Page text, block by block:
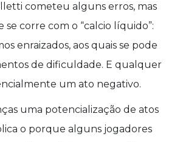
cometeu alguns erros, mas
se corre com o “calcio líquido”:
enraizados, aos quais se pode
de dificuldade. E qualquer
um ato negativo.
uma potencialização de atos
o porque alguns jogadores